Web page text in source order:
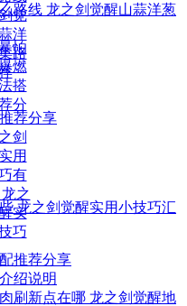
路线 龙之剑觉醒山蒜洋葱
荐分享
龙之剑觉醒实用小技巧汇
推荐分享
绍说明
刷新点在哪 龙之剑觉醒地